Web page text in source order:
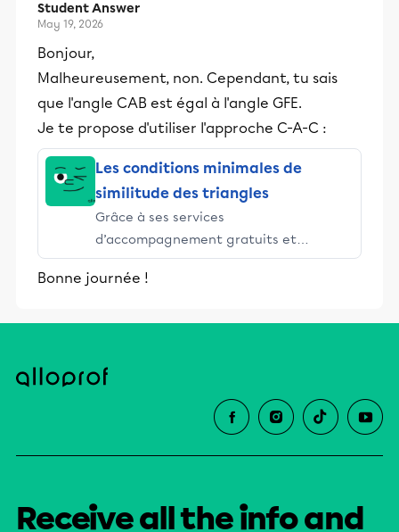
Student Answer
May 19, 2026
Bonjour,
Malheureusement, non. Cependant, tu sais
que l'angle CAB est égal à l'angle GFE.
Je te propose d'utiliser l'approche C-A-C :
Les conditions minimales de
similitude des triangles
Grâce à ses services
d’accompagnement gratuits et
stimulants, Alloprof engage les élèves
et leurs parents dans la réussite
Bonne journée !
Receive all the info and